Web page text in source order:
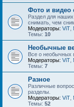
Фото и видео
Раздел для
снимать, чем
Модераторы: ViT
Темы: 10
Необычные
Все о необычных
Модераторы: ViT
Темы: 7
Разное
Различные
разделы.
Модераторы: ViT
Темы: 52